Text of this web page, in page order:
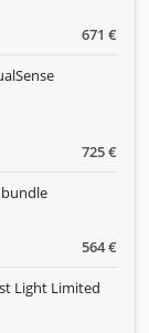
671 €
725 €
564 €
Light Limited